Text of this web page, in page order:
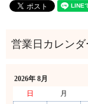
2026年 8月
日
月